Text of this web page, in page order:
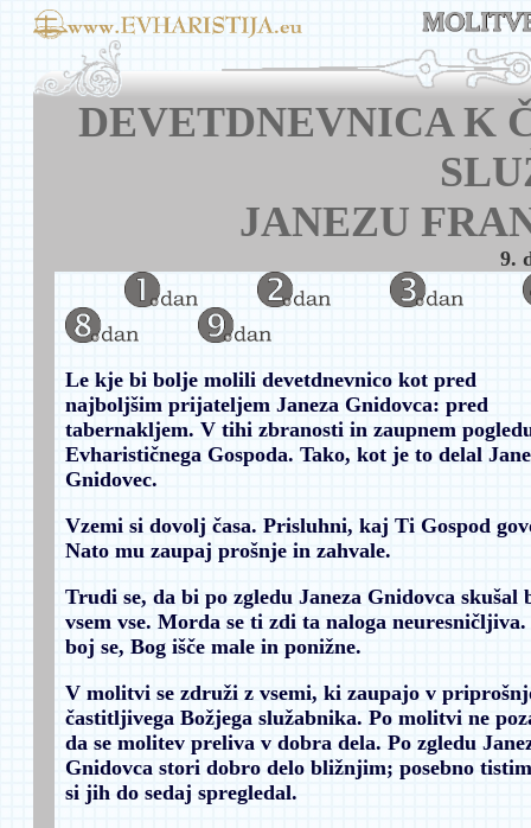
DEVETDNEVNICA K
JANEZU
9.
Le kje bi bolje molili devetdnevnico kot pred
najboljšim prijateljem Janeza Gnidovca: pred
tabernakljem. V tihi zbranosti in zaupnem
Evharističnega Gospoda. Tako, kot je to delal
Gnidovec.
Vzemi si dovolj časa. Prisluhni, kaj Ti Gospod
Nato mu zaupaj prošnje in zahvale.
Trudi se, da bi po zgledu Janeza Gnidovca skušal
vsem vse. Morda se ti zdi ta naloga neuresničljiva.
boj se, Bog išče male in ponižne.
V molitvi se združi z vsemi, ki zaupajo v
častitljivega Božjega služabnika. Po molitvi ne
da se molitev preliva v dobra dela. Po zgledu
Gnidovca stori dobro delo bližnjim; posebno
si jih do sedaj spregledal.